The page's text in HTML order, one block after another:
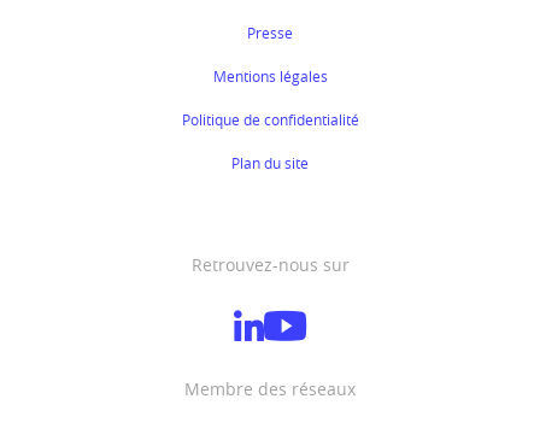
Presse
Mentions légales
Politique de confidentialité
Plan du site
Retrouvez-nous sur
Membre des réseaux